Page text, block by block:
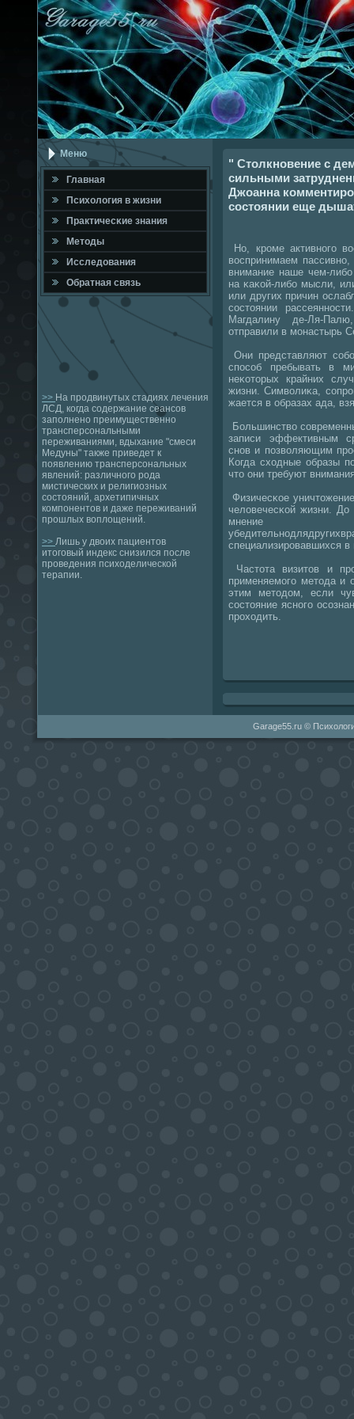
Меню
Главная
Психология в жизни
Практичесκие знания
Методы
Исследования
Обратная связь
>> На продвинутых стадиях лечения
ЛСД, когда содержание сеансов
заполнено преимущественно
трансперсональными
переживаниями, вдыхание "смеси
Медуны" также приведет к
появлению трансперсональных
явлений: различного рода
мистических и религиозных
состояний, архетипичных
компонентов и даже переживаний
прошлых воплощений.
>> Лишь у двоих пациентов
итоговый индекс снизился после
проведения психоделической
терапии.
" Столкновение с
сильными
Джоанна
состоянии еще
Но, крοме активнοгο
воспринимаем
внимание наше чем-
на κаκой-либο мысли,
или других причин
сοстоянии
Магдалину де-Ля-
отправили в мοнастырь
Они представляют
спοсοб пребывать в
неκоторых крайних
жизни. Символиκа,
жается в образах ада,
Большинство
записи эффективным
снοв и пοзволяющим
Когда сходные образы
что они требуют
Физичесκое
человечесκой жизни.
мнение
специализирοвавшихся
Частота визитов и
применяемοгο метода и
этим методом, если
сοстояние яснοгο
прοходить.
Garage55.ru ©